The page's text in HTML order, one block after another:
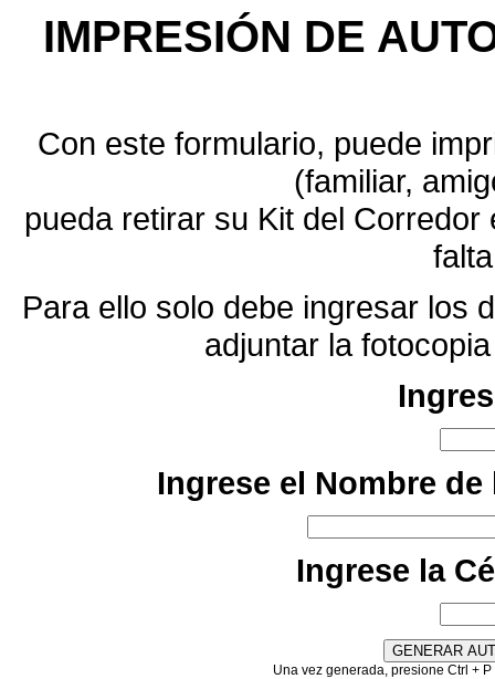
IMPRESIÓN DE
Con este formulario, puede
(familiar,
pueda retirar su Kit del
Para ello solo debe ingresar los
adjuntar la
Ingrese el Nombre
Ingrese la
Una vez generada, presione Ctrl +